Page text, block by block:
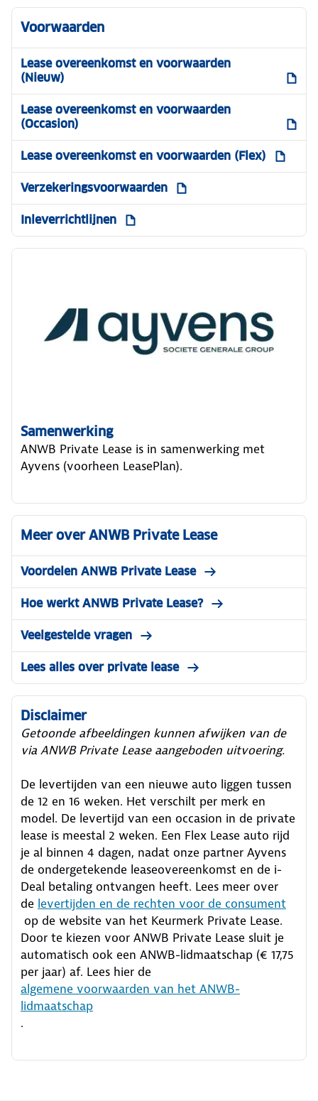
Voorwaarden
Lease overeenkomst en voorwaarden
(Nieuw)
Lease overeenkomst en voorwaarden
(Occasion)
Lease overeenkomst en voorwaarden (Flex)
Verzekeringsvoorwaarden
Inleverrichtlijnen
Samenwerking
ANWB Private Lease is in samenwerking met
Ayvens (voorheen LeasePlan).
Meer over ANWB Private Lease
Voordelen ANWB Private Lease
Hoe werkt ANWB Private Lease?
Veelgestelde vragen
Lees alles over private lease
Disclaimer
Getoonde afbeeldingen kunnen afwijken van de
via ANWB Private Lease aangeboden uitvoering.
De levertijden van een nieuwe auto liggen tussen
de 12 en 16 weken. Het verschilt per merk en
model. De levertijd van een occasion in de private
lease is meestal 2 weken. Een Flex Lease auto rijd
je al binnen 4 dagen, nadat onze partner Ayvens
de ondergetekende leaseovereenkomst en de i-
Deal betaling ontvangen heeft. Lees meer over
de levertijden en de rechten voor de consument
op de website van het Keurmerk Private Lease.
Door te kiezen voor ANWB Private Lease sluit je
automatisch ook een ANWB-lidmaatschap (€ 17,75
per jaar) af. Lees hier de
algemene voorwaarden van het ANWB-
lidmaatschap
.